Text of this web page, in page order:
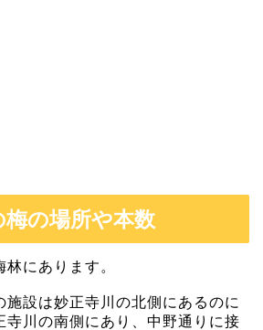
の場所や本数
にあります。
施設は妙正寺川の北側にあるのに
寺川の南側にあり、中野通りに接